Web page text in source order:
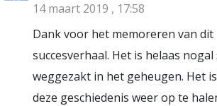
14 maart 2019 , 17:58
Dank voor het memoreren van dit
succesverhaal. Het is helaas nogal
weggezakt in het geheugen. Het
deze geschiedenis weer op te